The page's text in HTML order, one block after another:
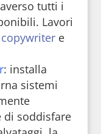
tutti i
Lavori
copywriter e
: installa
sistemi
di soddisfare